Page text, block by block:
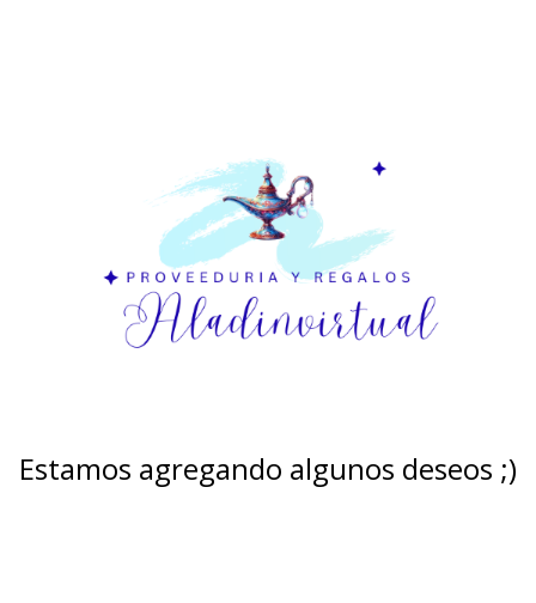
Estamos agregando algunos deseos ;)